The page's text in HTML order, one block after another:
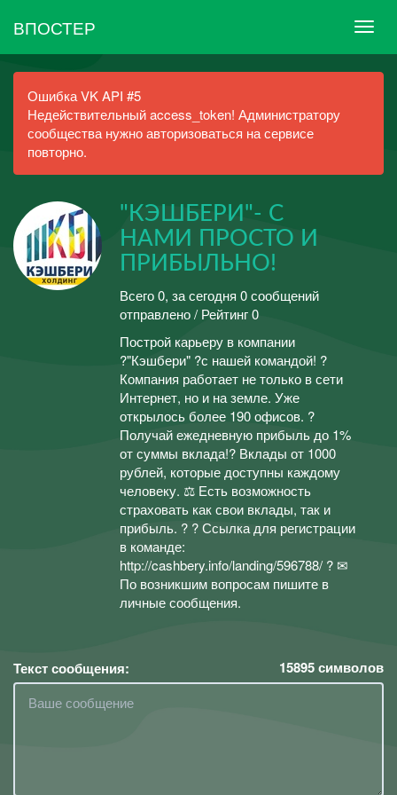
ВПОСТЕР
Ошибка VK API #5
Недействительный access_token! Администратору
сообщества нужно авторизоваться на сервисе
повторно.
"КЭШБЕРИ"- С
НАМИ ПРОСТО И
ПРИБЫЛЬНО!
Всего 0, за сегодня 0 сообщений
отправлено / Рейтинг 0
Построй карьеру в компании
?"Кэшбери" ?с нашей командой! ?
Компания работает не только в сети
Интернет, но и на земле. Уже
открылось более 190 офисов. ?
Получай ежедневную прибыль до 1%
от суммы вклада!? Вклады от 1000
рублей, которые доступны каждому
человеку. ⚖ Есть возможность
страховать как свои вклады, так и
прибыль. ? ? Ссылка для регистрации
в команде:
http://cashbery.info/landing/596788/ ? ✉
По возникшим вопросам пишите в
личные сообщения.
Текст сообщения: 15895символов